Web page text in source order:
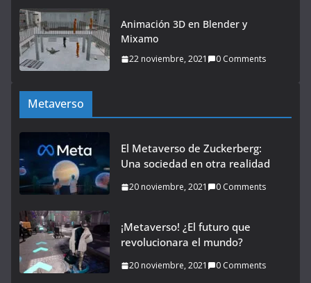
Animación 3D en Blender y
Mixamo
22 noviembre, 2021 0 Comments
Metaverso
El Metaverso de Zuckerberg:
Una sociedad en otra realidad
20 noviembre, 2021 0 Comments
¡Metaverso! ¿El futuro que
revolucionara el mundo?
20 noviembre, 2021 0 Comments